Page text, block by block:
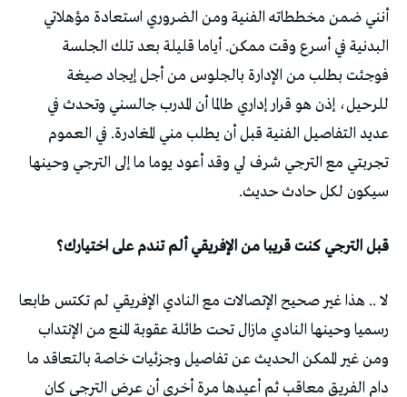
أنني ضمن مخططاته الفنية ومن الضروري استعادة مؤهلاتي
البدنية في أسرع وقت ممكن. أياما قليلة بعد تلك الجلسة
فوجئت بطلب من الإدارة بالجلوس من أجل إيجاد صيغة
للرحيل، إذن هو قرار إداري طالما أن المدرب جالسني وتحدث في
عديد التفاصيل الفنية قبل أن يطلب مني المغادرة. في العموم
تجربتي مع الترجي شرف لي وقد أعود يوما ما إلى الترجي وحينها
سيكون لكل حادث حديث.
قبل الترجي كنت قريبا من الإفريقي ألم تندم على اختيارك؟
لا .. هذا غير صحيح الإتصالات مع النادي الإفريقي لم تكتس طابعا
رسميا وحينها النادي مازال تحت طائلة عقوبة المنع من الإنتداب
ومن غير الممكن الحديث عن تفاصيل وجزئيات خاصة بالتعاقد ما
دام الفريق معاقب ثم أعيدها مرة أخرى أن عرض الترجي كان